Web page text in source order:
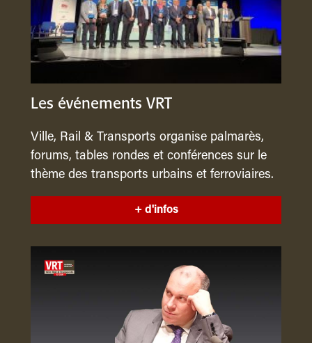
Les événements VRT
Ville, Rail & Transports organise palmarès,
forums, tables rondes et conférences sur le
thème des transports urbains et ferroviaires.
+ d'infos